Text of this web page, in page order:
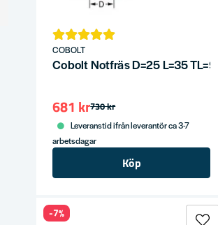
COBOLT
Cobolt Notfräs D=25 L=35 TL=90
730 kr
681 kr
Leveranstid ifrån leverantör ca 3-7
arbetsdagar
Köp
-7%